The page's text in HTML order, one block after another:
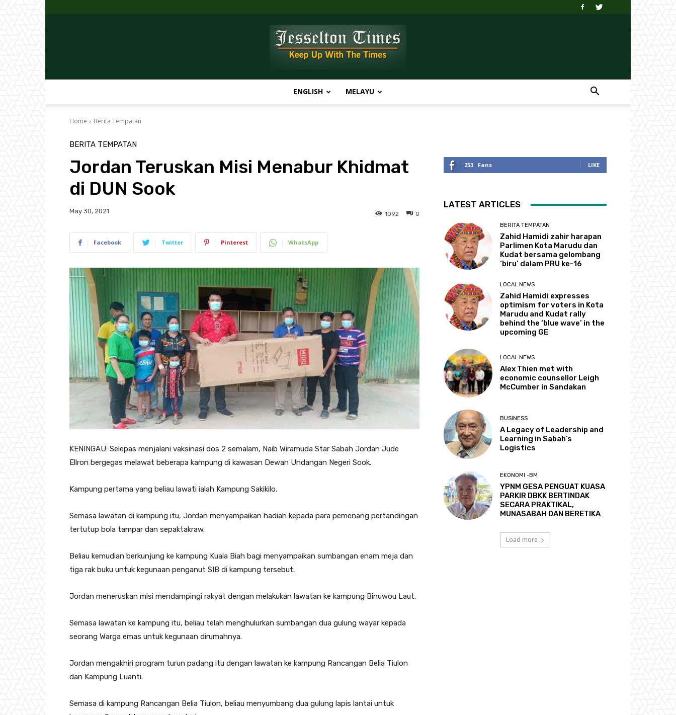
Times
ENGLISH MELAYU
Home Berita Tempatan
BERITA TEMPATAN
Jordan Teruskan Misi Menabur Khidmat
di DUN Sook
May 30, 2021 0
1092
Facebook Twitter Pinterest WhatsApp
KENINGAU: Selepas menjalani vaksinasi dos 2 semalam, Naib Wiramuda Star Sabah Jordan Jude
Ellron bergegas melawat beberapa kampung di kawasan Dewan Undangan Negeri Sook.
Kampung pertama yang beliau lawati ialah Kampung Sakikilo.
Semasa lawatan di kampung itu, Jordan menyampaikan hadiah kepada para pemenang pertandingan
tertutup bola tampar dan sepaktakraw.
Beliau kemudian berkunjung ke kampung Kuala Biah bagi menyampaikan sumbangan enam meja dan
tiga rak buku untuk kegunaan penganut SIB di kampung tersebut.
Jordan meneruskan misi mendampingi rakyat dengan melakukan lawatan ke kampung Binuwou Laut.
Semasa lawatan ke kampung itu, beliau telah menghulurkan sumbangan dua gulung wayar kepada
seorang Warga emas untuk kegunaan dirumahnya.
Jordan mengakhiri program turun padang itu dengan lawatan ke kampung Rancangan Belia Tiulon
dan Kampung Luanti.
Semasa di kampung Rancangan Belia Tiulon, beliau menyumbang dua gulung lapis lantai untuk
253 Fans LIKE
LATEST ARTICLES
BERITA TEMPATAN
Zahid Hamidi zahir harapan
Parlimen Kota Marudu dan
Kudat bersama gelombang
‘biru’ dalam PRU ke-16
LOCAL NEWS
Zahid Hamidi expresses
optimism for voters in Kota
Marudu and Kudat rally
behind the ‘blue wave’ in the
upcoming GE
LOCAL NEWS
Alex Thien met with
economic counsellor Leigh
McCumber in Sandakan
BUSINESS
A Legacy of Leadership and
Learning in Sabah’s
Logistics
EKONOMI -BM
YPNM GESA PENGUAT KUASA
PARKIR DBKK BERTINDAK
SECARA PRAKTIKAL,
MUNASABAH DAN BERETIKA
Load more